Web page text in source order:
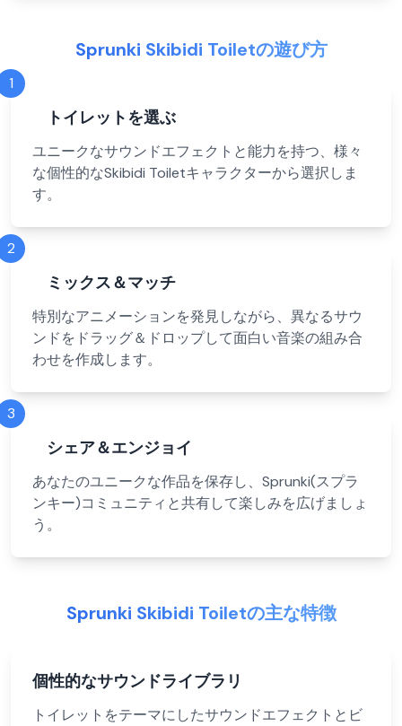
Sprunki Skibidi Toiletの遊び方
1
トイレットを選ぶ
ユニークなサウンドエフェクトと能力を持つ、様々
な個性的なSkibidi Toiletキャラクターから選択しま
す。
2
ミックス＆マッチ
特別なアニメーションを発見しながら、異なるサウ
ンドをドラッグ＆ドロップして面白い音楽の組み合
わせを作成します。
3
シェア＆エンジョイ
あなたのユニークな作品を保存し、Sprunki(スプラ
ンキー)コミュニティと共有して楽しみを広げましょ
う。
Sprunki Skibidi Toiletの主な特徴
個性的なサウンドライブラリ
トイレットをテーマにしたサウンドエフェクトとビ